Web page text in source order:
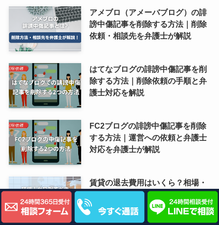
アメブロ（アメーバブログ）の誹
謗中傷記事を削除する方法｜削除
依頼・相談先を弁護士が解説
はてなブログの誹謗中傷記事を削
除する方法｜削除依頼の手順と弁
護士対応を解説
FC2ブログの誹謗中傷記事を削除
する方法｜運営への依頼と弁護士
対応を弁護士が解説
賃貸の退去費用はいくら？相場・
負担範囲・高すぎる高額請求への
対処法を弁護士が解説